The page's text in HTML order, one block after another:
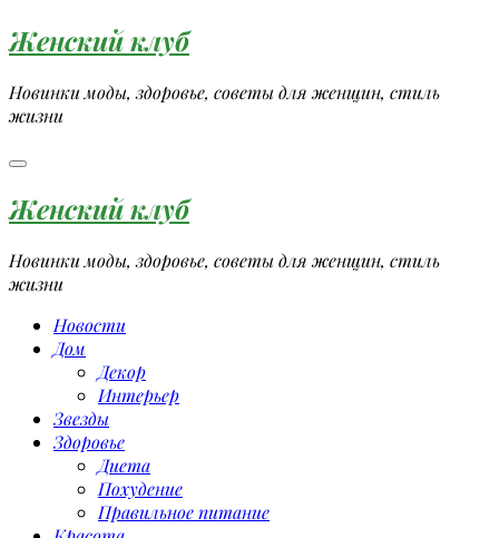
Перейти
к
содержимому
Женский клуб
Новинки моды, здоровье, советы для женщин, стиль
жизни
Женский клуб
Новинки моды, здоровье, советы для женщин, стиль
жизни
Новости
Дом
Декор
Интерьер
Звезды
Здоровье
Диета
Похудение
Правильное питание